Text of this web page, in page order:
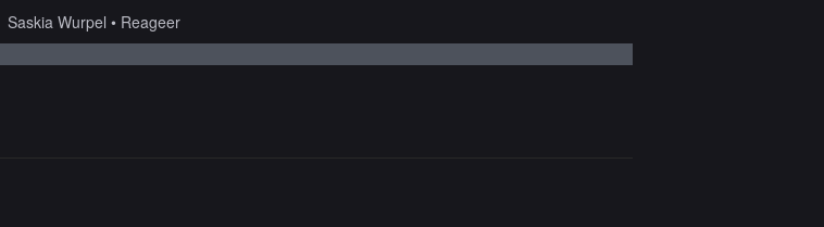
Saskia Wurpel Reageer